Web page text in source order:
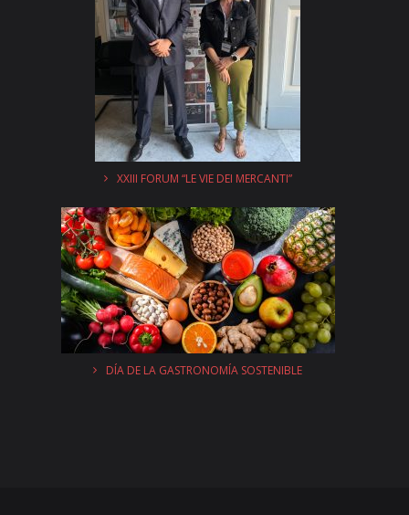
XXIII FORUM “LE VIE DEI MERCANTI”
DÍA DE LA GASTRONOMÍA SOSTENIBLE